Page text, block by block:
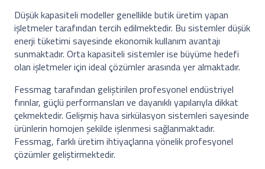
Düşük kapasiteli modeller genellikle butik üretim yapan
işletmeler tarafından tercih edilmektedir. Bu sistemler düşük
enerji tüketimi sayesinde ekonomik kullanım avantajı
sunmaktadır. Orta kapasiteli sistemler ise büyüme hedefi
olan işletmeler için ideal çözümler arasında yer almaktadır.
Fessmag tarafından geliştirilen profesyonel endüstriyel
fırınlar, güçlü performansları ve dayanıklı yapılarıyla dikkat
çekmektedir. Gelişmiş hava sirkülasyon sistemleri sayesinde
ürünlerin homojen şekilde işlenmesi sağlanmaktadır.
Fessmag, farklı üretim ihtiyaçlarına yönelik profesyonel
çözümler geliştirmektedir.